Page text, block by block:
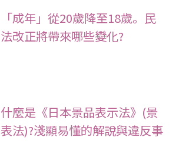
「成年」從20歲降至18歲。民
法改正將帶來哪些變化?
什麼是《日本景品表示法》(景
表法)?淺顯易懂的解說與違反事